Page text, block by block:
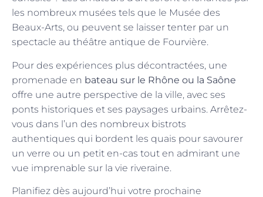
les nombreux musées tels que le Musée des
Beaux-Arts, ou peuvent se laisser tenter par un
spectacle au théâtre antique de Fourvière.
Pour des expériences plus décontractées, une
promenade en bateau sur le Rhône ou la Saône
offre une autre perspective de la ville, avec ses
ponts historiques et ses paysages urbains. Arrêtez-
vous dans l’un des nombreux bistrots
authentiques qui bordent les quais pour savourer
un verre ou un petit en-cas tout en admirant une
vue imprenable sur la vie riveraine.
Planifiez dès aujourd’hui votre prochaine